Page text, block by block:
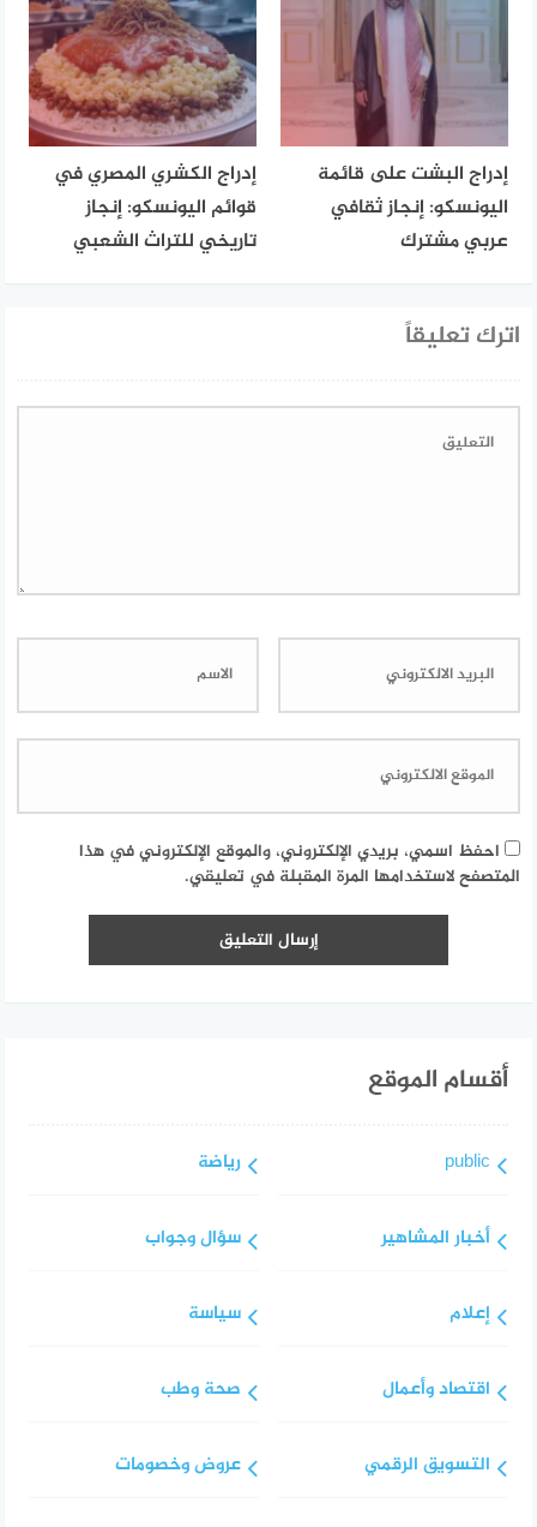
إدراج البشت على قائمة
اليونسكو: إنجاز ثقافي
عربي مشترك
إدراج الكشري المصري في
قوائم اليونسكو: إنجاز
تاريخي للتراث الشعبي
اترك تعليقاً
احفظ اسمي، بريدي الإلكتروني، والموقع الإلكتروني في هذا
المتصفح لاستخدامها المرة المقبلة في تعليقي.
أقسام الموقع
public
أخبار المشاهير
إعلام
اقتصاد وأعمال
التسويق الرقمي
رياضة
سؤال وجواب
سياسة
صحة وطب
عروض وخصومات